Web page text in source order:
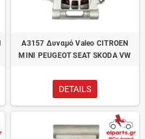
A3157 Δυναμό Valeo CITROEN
MINI PEUGEOT SEAT SKODA VW
DETAILS